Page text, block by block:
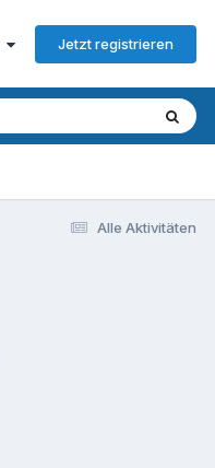
Jetzt registrieren
Alle Aktivitäten